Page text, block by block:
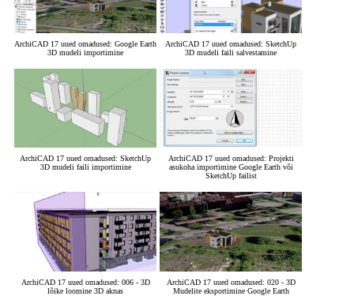
ArchiCAD 17 uued omadused: Google Earth
3D mudeli importimine
ArchiCAD 17 uued omadused: SketchUp
3D mudeli faili salvestamine
ArchiCAD 17 uued omadused: SketchUp
3D mudeli faili importimine
ArchiCAD 17 uued omadused: Projekti
asukoha importimine Google Earth või
SketchUp failist
ArchiCAD 17 uued omadused: 006 - 3D
lõike loomine 3D aknas
ArchiCAD 17 uued omadused: 020 - 3D
Mudelite eksportimine Google Earth